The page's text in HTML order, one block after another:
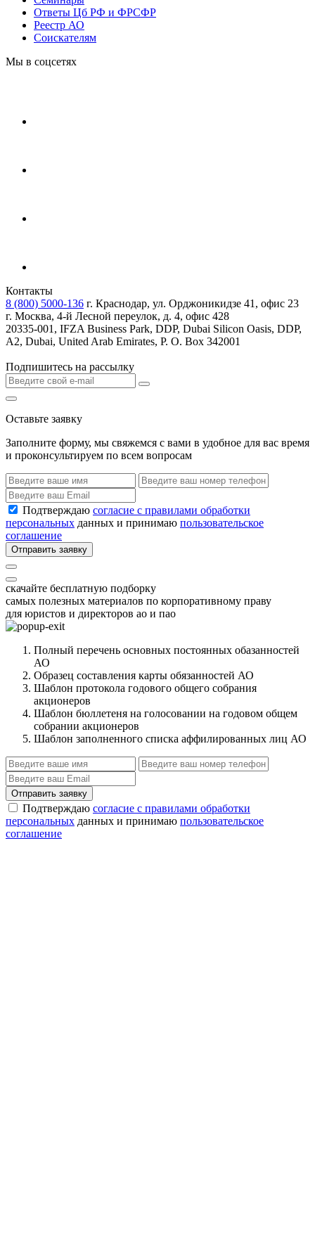
Ответы Цб РФ и ФРСФР
Реестр АО
Соискателям
Мы в соцсетях
Контакты
8 (800) 5000-136 г. Краснодар, ул. Орджоникидзе 41, офис 23
г. Москва, 4-й Лесной переулок, д. 4, офис 428
20335-001, IFZA Business Park, DDP, Dubai Silicon Oasis, DDP,
A2, Dubai, United Arab Emirates, P. O. Box 342001
Подпишитесь на рассылку
Оставьте заявку
Заполните форму, мы свяжемся с вами в удобное для вас время
и проконсультируем по всем вопросам
Подтверждаю согласие с правилами обработки
персональных данных и принимаю пользовательское
соглашение
Отправить заявку
скачайте бесплатную подборку
самых полезных материалов по корпоративному праву
для юристов и директоров ао и пао
Полный перечень основных постоянных обазанностей
АО
Образец составления карты обязанностей АО
Шаблон протокола годового общего собрания
акционеров
Шаблон бюллетеня на голосовании на годовом общем
собрании акционеров
Шаблон заполненного списка аффилированных лиц АО
Отправить заявку
Подтверждаю согласие с правилами обработки
персональных данных и принимаю пользовательское
соглашение